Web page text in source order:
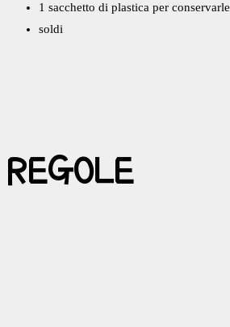
1 sacchetto di plastica per conservarle
soldi
REGOLE